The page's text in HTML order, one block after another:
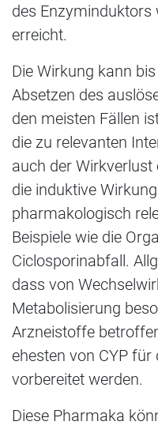
des
erreicht.
Die Wirkung kann
Absetzen des
den meisten Fällen
die zu relevanten
auch der
die induktive
pharmakologisch
Beispiele wie die
Ciclosporinabfall.
dass von
Metabolisierung
Arzneistoffe
ehesten von CYP für
vorbereitet werden.
Diese Pharmaka